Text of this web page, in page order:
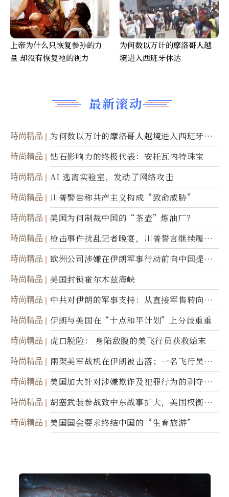
最新滚动
時尚精品
为何数以万计的摩洛哥人越境进入西班牙休
达
時尚精品 钻石影响力的终极代表：安托瓦内特珠宝
時尚精品 AI 逃离实验室，发动了网络攻击
時尚精品 川普警告称共产主义构成“致命威胁”
時尚精品 美国为何制裁中国的“茶壶”炼油厂？
時尚精品
枪击事件扰乱记者晚宴，川普誓言继续履行
职责
時尚精品
欧洲公司涉嫌在伊朗军事行动前向中国提供
美军基地的卫星图像
時尚精品 美国封锁霍尔木兹海峡
時尚精品
中共对伊朗的军事支持：从直接军售转向间
接技术转让
時尚精品 伊朗与美国在“十点和平计划”上分歧重重
時尚精品 虎口脱险： 身陷敌腹的美飞行员获救始末
時尚精品
兩架美军战机在伊朗被击落；一名飞行员失
踪
時尚精品
美国加大针对涉嫌欺诈及犯罪行为的剥夺公
民权力度
時尚精品
胡塞武装参战致中东战事扩大，美国权衡地
面入侵的可能性
時尚精品 美国国会要求终结中国的“生育旅游”
上帝为什么只恢复参孙的力
量 却没有恢复祂的视力
为何数以万计的摩洛哥人越
境进入西班牙休达